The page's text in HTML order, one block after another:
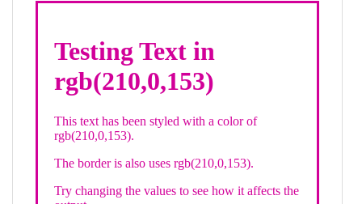
div class="textColor borderColor"
< h1>Testing Text in rgb(210,0,153)